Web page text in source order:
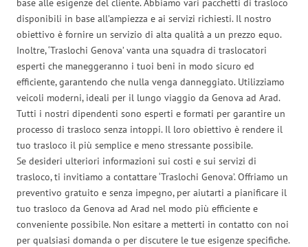
base alle esigenze del cliente. Abbiamo vari pacchetti di trasloco
disponibili in base all’ampiezza e ai servizi richiesti. Il nostro
obiettivo è fornire un servizio di alta qualità a un prezzo equo.
Inoltre, ‘Traslochi Genova’ vanta una squadra di traslocatori
esperti che maneggeranno i tuoi beni in modo sicuro ed
efficiente, garantendo che nulla venga danneggiato. Utilizziamo
veicoli moderni, ideali per il lungo viaggio da Genova ad Arad.
Tutti i nostri dipendenti sono esperti e formati per garantire un
processo di trasloco senza intoppi. Il loro obiettivo è rendere il
tuo trasloco il più semplice e meno stressante possibile.
Se desideri ulteriori informazioni sui costi e sui servizi di
trasloco, ti invitiamo a contattare ‘Traslochi Genova’. Offriamo un
preventivo gratuito e senza impegno, per aiutarti a pianificare il
tuo trasloco da Genova ad Arad nel modo più efficiente e
conveniente possibile. Non esitare a metterti in contatto con noi
per qualsiasi domanda o per discutere le tue esigenze specifiche.